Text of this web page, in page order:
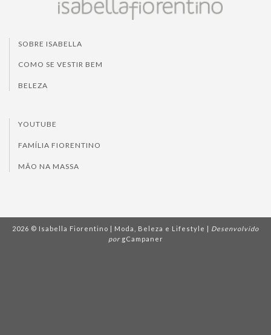
SOBRE ISABELLA
COMO SE VESTIR BEM
BELEZA
YOUTUBE
FAMÍLIA FIORENTINO
MÃO NA MASSA
2026 © Isabella Fiorentino | Moda, Beleza e Lifestyle | Desenvolvido
por gCampaner